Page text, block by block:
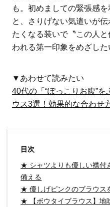
すす
ママとパパに贈る「ジェ
ス学」
も。初めましての緊張感
と、さりげない気遣いが
たくなる装いで〝この人
われる第一印象をめざした
▼あわせて読みたい
40代の「“ぽっこりお腹”
ウス3選！効果的な合わせ
目次
★ シャツよりも優しい襟付
備える
★ 優しげピンクのブラウス
★ 【ボウタイブラウス】地